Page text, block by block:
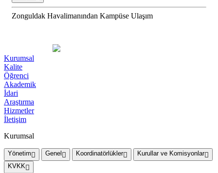
Zonguldak Havalimanından Kampüse Ulaşım
Kurumsal
Kalite
Öğrenci
Akademik
İdari
Araştırma
Hizmetler
İletişim
Kurumsal
Yönetim Genel Koordinatörlükler
Kurullar ve Komisyonlar
KVKK